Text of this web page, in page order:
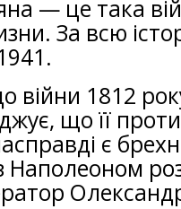
— це така
За всю
війни 1812
що її проти
є
Наполеоном